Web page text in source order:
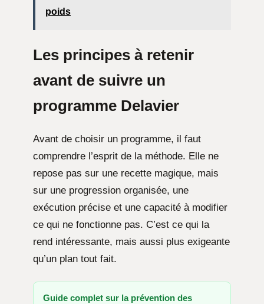
poids
Les principes à retenir
avant de suivre un
programme Delavier
Avant de choisir un programme, il faut
comprendre l’esprit de la méthode. Elle ne
repose pas sur une recette magique, mais
sur une progression organisée, une
exécution précise et une capacité à modifier
ce qui ne fonctionne pas. C’est ce qui la
rend intéressante, mais aussi plus exigeante
qu’un plan tout fait.
Guide complet sur la prévention des